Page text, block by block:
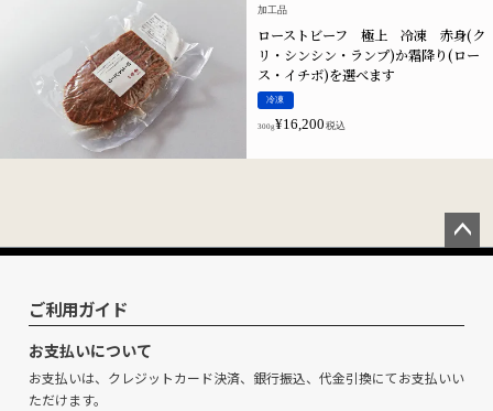
加工品
ローストビーフ 極上 冷凍 赤身(ク
リ・シンシン・ランプ)か霜降り(ロー
ス・イチボ)を選べます
冷凍
300g¥16,200 税込
ペー
へ
ご利用ガイド
お支払いについて
お支払いは、クレジットカード決済、銀行振込、代金引換にてお支払いい
ただけます。